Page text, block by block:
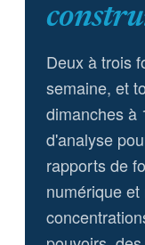
Deux à trois
semaine, et
dimanches à
d'analyse
rapports de
numérique